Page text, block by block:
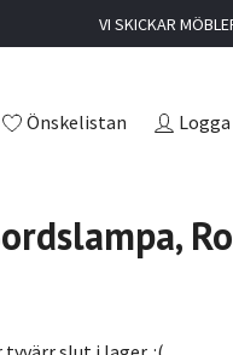
VI SKICKAR
Önskelistan